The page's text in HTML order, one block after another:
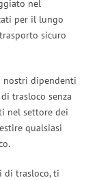
nel
per il lungo
sicuro
nostri dipendenti
trasloco senza
nel settore dei
qualsiasi
di trasloco, ti